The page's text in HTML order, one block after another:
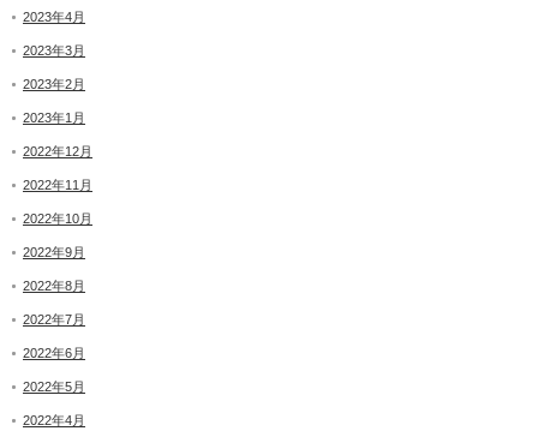
2023年4月
2023年3月
2023年2月
2023年1月
2022年12月
2022年11月
2022年10月
2022年9月
2022年8月
2022年7月
2022年6月
2022年5月
2022年4月